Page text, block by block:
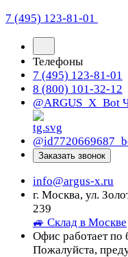
7 (495) 123-81-01
Телефоны
7 (495) 123-81-01
8 (800) 101-32-12
@ARGUS_X_Bot
Заказать звонок
info@argus-x.ru
г. Москва, ул.
239
🚙 Склад в Москве
Офис работает по
Пожалуйста,